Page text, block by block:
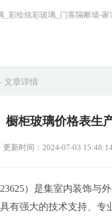
彩绘炫彩玻璃_门客隔断墙-家
文章详情
橱柜玻璃价格表生
更新时间：2024-07-03
）是集室内装饰与
有强大的技术支持、